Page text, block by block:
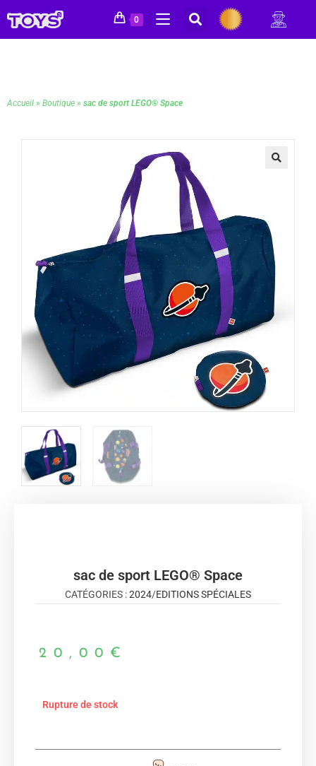
0
Accueil » Boutique » sac de sport LEGO® Space
sac de sport LEGO® Space
CATÉGORIES :2024/EDITIONS SPÉCIALES
20,00 €
Rupture de stock